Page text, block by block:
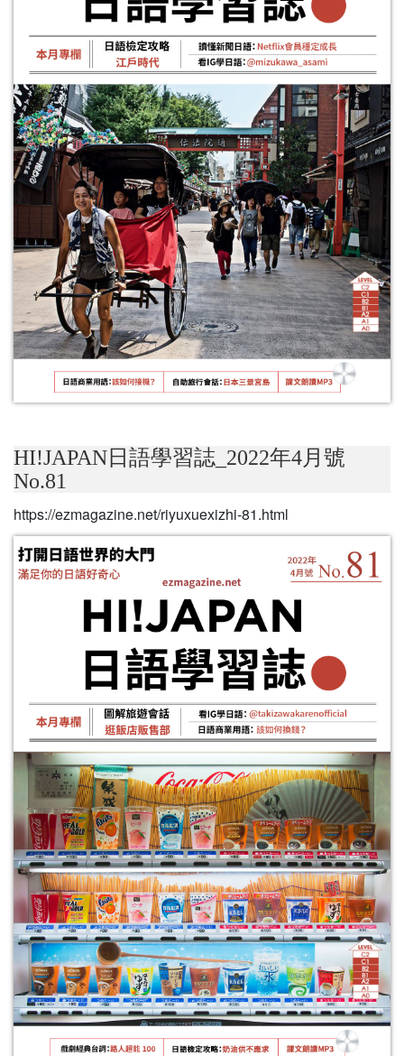
HI!JAPAN日語學習誌_2022年4月號
No.81
https://ezmagazine.net/riyuxuexizhi-81.html